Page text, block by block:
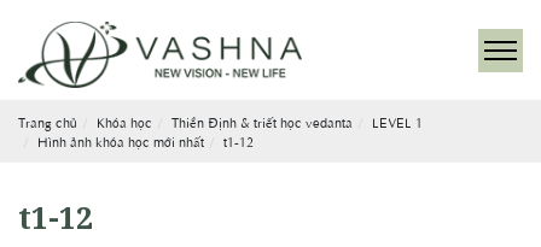
Trang chủ Khóa học Thiền Định & triết học vedanta
LEVEL 1
Hình ảnh khóa học mới nhất
t1-12
t1-12